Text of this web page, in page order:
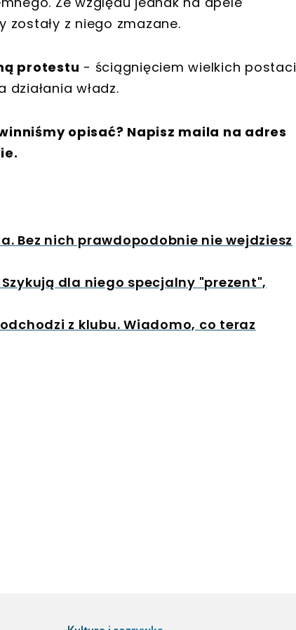
z niego zmazane.
protestu - ściągnięciem wielkich postaci
władz.
opisać? Napisz maila na adres
Bez nich prawdopodobnie nie wejdziesz
dla niego specjalny "prezent",
z klubu. Wiadomo, co teraz